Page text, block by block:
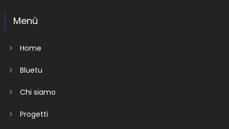
Menù
Home
Bluetu
Chi siamo
Progetti